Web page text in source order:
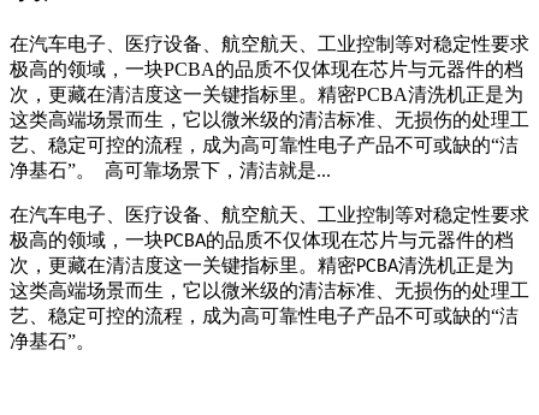
在汽车电子、医疗设备、航空航天、工业控制等对稳定性要求
极高的领域，一块PCBA的品质不仅体现在芯片与元器件的档
次，更藏在清洁度这一关键指标里。精密PCBA清洗机正是为
这类高端场景而生，它以微米级的清洁标准、无损伤的处理工
艺、稳定可控的流程，成为高可靠性电子产品不可或缺的“洁
净基石”。 高可靠场景下，清洁就是...
在汽车电子、医疗设备、航空航天、工业控制等对稳定性要求
极高的领域，一块PCBA的品质不仅体现在芯片与元器件的档
次，更藏在清洁度这一关键指标里。精密PCBA清洗机正是为
这类高端场景而生，它以微米级的清洁标准、无损伤的处理工
艺、稳定可控的流程，成为高可靠性电子产品不可或缺的“洁
净基石”。